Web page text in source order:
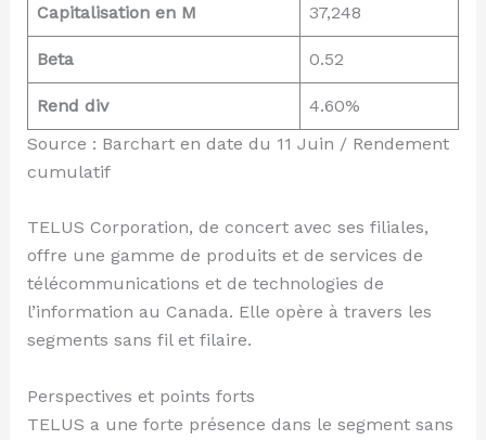
Capitalisation en M 37,248
Beta 0.52
Rend div
4.60%
Source : Barchart en date du 11 Juin / Rendement
cumulatif
TELUS Corporation, de concert avec ses filiales,
offre une gamme de produits et de services de
télécommunications et de technologies de
l’information au Canada. Elle opère à travers les
segments sans fil et filaire.
Perspectives et points forts
TELUS a une forte présence dans le segment sans